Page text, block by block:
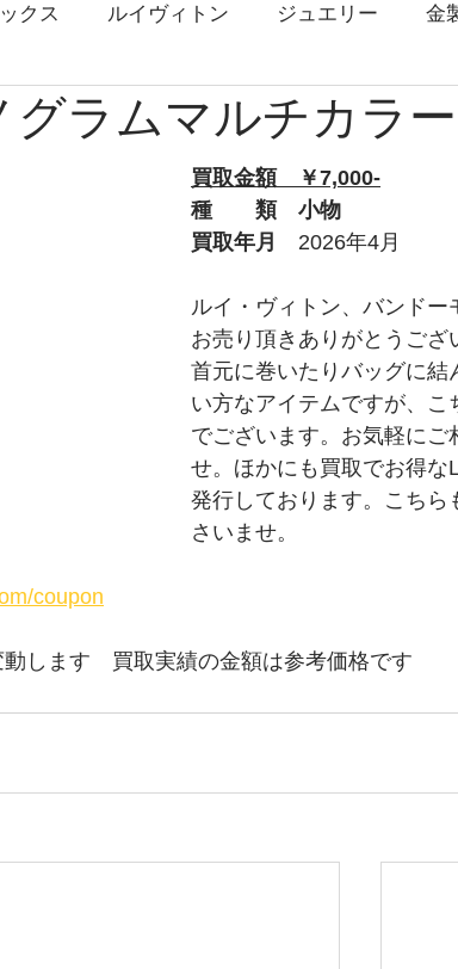
クス ルイヴィトン ジュエリー 金
時計 グッチ バーバリー Apple
チューダー トムフォード
ティファニー ウブロ
タグホイヤー ロエベ
ラムマルチカラー
買取金額　￥7,000-
種　　類　小物
買取年月 2026年4月
ルイ・ヴィトン、バンドー
お売り頂きありがとうござ
首元に巻いたりバッグに結
い方なアイテムですが、こ
でございます。お気軽にご
せ。ほかにも買取でお得な
発行しております。こちら
さいませ。
coupon
します　買取実績の金額は参考価格です